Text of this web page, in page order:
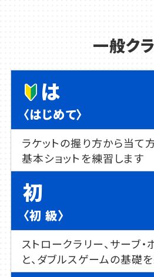
一般ク
は
〈はじめて〉
ラケットの握り方から当て
基本ショットを練習します
初
〈初 級〉
ストロークラリー、サーブ
と、ダブルスゲームの基礎